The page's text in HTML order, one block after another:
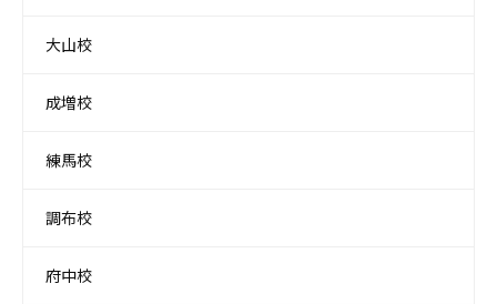
大山校
成増校
練馬校
調布校
府中校